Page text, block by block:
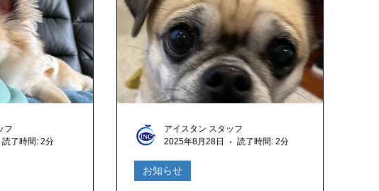
気代削減 長崎ヴェルカを応援しています！ 廃棄物収集運搬
機密文書収集
フ
読了時間: 2分
お知らせ
アイスタン スタッフ
2025年8月28日
読了時間: 2分